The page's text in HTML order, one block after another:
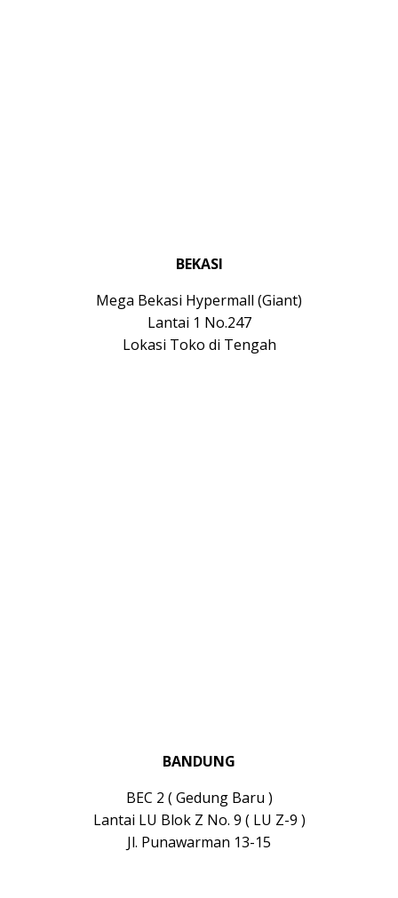
BEKASI
Mega Bekasi Hypermall (Giant)
Lantai 1 No.247
Lokasi Toko di Tengah
BANDUNG
BEC 2 ( Gedung Baru )
Lantai LU Blok Z No. 9 ( LU Z-9 )
Jl. Punawarman 13-15